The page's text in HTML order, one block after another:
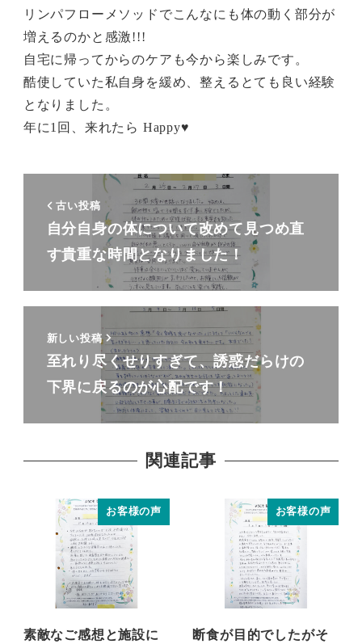
リンパフローメソッドでこんなにも体の動く部分が
増えるのかと感激!!!
自宅に帰ってからのケアも今から楽しみです。
酷使していた私自身を緩め、整えるとても良い経験
となりました。
年に1回、来れたら Happy♥
古い投稿
自分自身の体について改めて見つめ直
す貴重な時間となりました！
新しい投稿
至れり尽くせりすぎて、誘惑だらけの
下界に戻るのが心配です！
関連記事
お客様の声
素敵なご感想と施設に
お客様の声
断食が目的でしたがそ